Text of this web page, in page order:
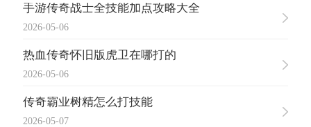
手游传奇战士全技能加点攻略大全
2026-05-06
热血传奇怀旧版虎卫在哪打的
2026-05-06
传奇霸业树精怎么打技能
2026-05-07